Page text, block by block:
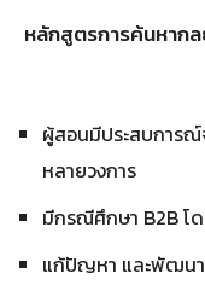
หลักสูตรการค้นหาก
ผู้สอนมีประสบการณ์
หลายวงการ
มีกรณีศึกษา B2B โ
แก้ปัญหา และพัฒนา